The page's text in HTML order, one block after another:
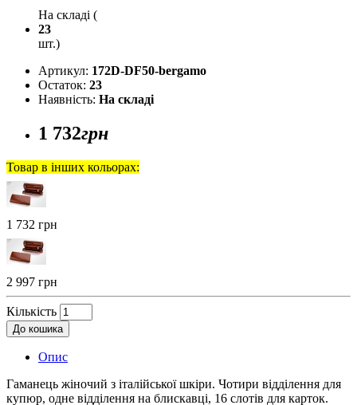
На складі (
23
шт.)
Артикул: 172D-DF50-bergamo
Остаток: 23
Наявність: На складі
1 732грн
Товар в інших кольорах:
1 732 грн
2 997 грн
Кількість
До кошика
Опис
Гаманець жіночий з італійської шкіри. Чотири відділення для
купюр, одне відділення на блискавці, 16 слотів для карток.